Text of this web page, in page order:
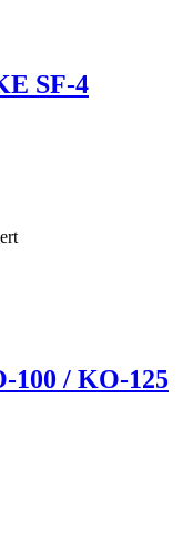
SF-4
100 / KO-125